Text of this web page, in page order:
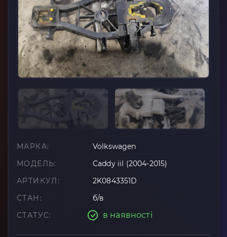
МАРКА:
Volkswagen
МОДЕЛЬ:
Caddy iiI (2004-2015)
АРТИКУЛ:
2K0843351D
СТАН:
б/в
СТАТУС:
в наявності